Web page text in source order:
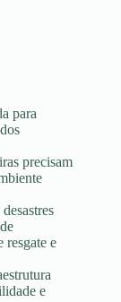
para
precisam
resgate e
e